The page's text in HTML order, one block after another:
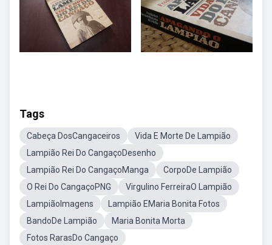
Tags
Cabeça DosCangaceiros
Vida E Morte De Lampião
Lampião Rei Do CangaçoDesenho
Lampião Rei Do CangaçoManga
CorpoDe Lampião
O Rei Do CangaçoPNG
Virgulino FerreiraO Lampião
LampiãoImagens
Lampião EMaria Bonita Fotos
BandoDe Lampião
Maria Bonita Morta
Fotos RarasDo Cangaço